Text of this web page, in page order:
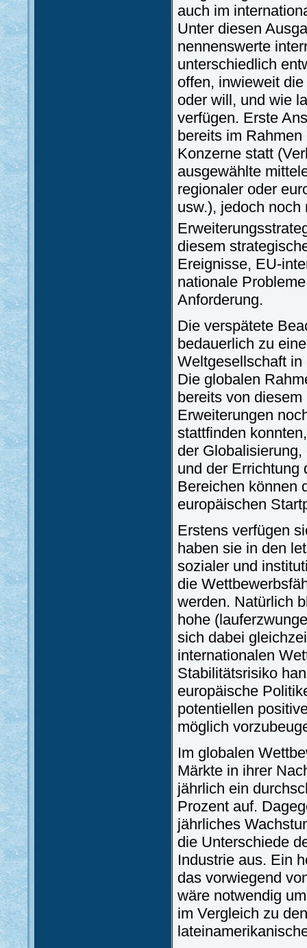
auch im
Unter diesen
nennenswerte
unterschiedlich
offen, inwieweit
oder will, und wie
verfügen. Erste
bereits im
Konzerne statt
ausgewählte
regionaler oder
usw.), jedoch
diesem
Ereignisse, EU-
nationale
Anforderung.
Die verspätete
bedauerlich zu
Weltgesellschaft
Die globalen
bereits von
Erweiterungen
stattfinden
der
und der Errichtung
Bereichen können
europäischen
Erstens verfügen
haben sie in den
sozialer und
die
werden. Natürlich
hohe
sich dabei
internationalen
Stabilitätsrisiko
europäische
potentiellen
möglich
Im globalen
Märkte in ihrer
jährlich ein
Prozent auf.
jährliches
die Unterschiede
Industrie aus. Ein
das vorwiegend
wäre notwendig
im Vergleich zu